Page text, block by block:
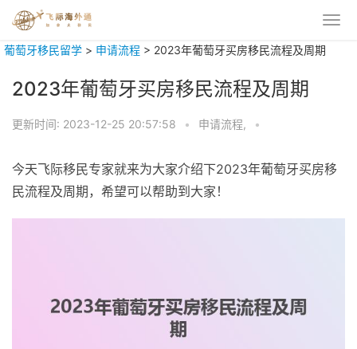
葡萄牙移民留学 > 申请流程 > 2023年葡萄牙买房移民流程及周期
2023年葡萄牙买房移民流程及周期
更新时间: 2023-12-25 20:57:58 • 申请流程, •
今天飞际移民专家就来为大家介绍下2023年葡萄牙买房移
民流程及周期，希望可以帮助到大家！